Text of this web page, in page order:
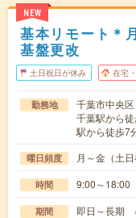
NEW
基本リモート＊
基盤更改
土日祝日が休み 在宅
勤務地
千葉市中央区
千葉駅から
駅から徒歩7
曜日頻度 月～金（土日
時間 9:00～18:00
期間 即日～長期